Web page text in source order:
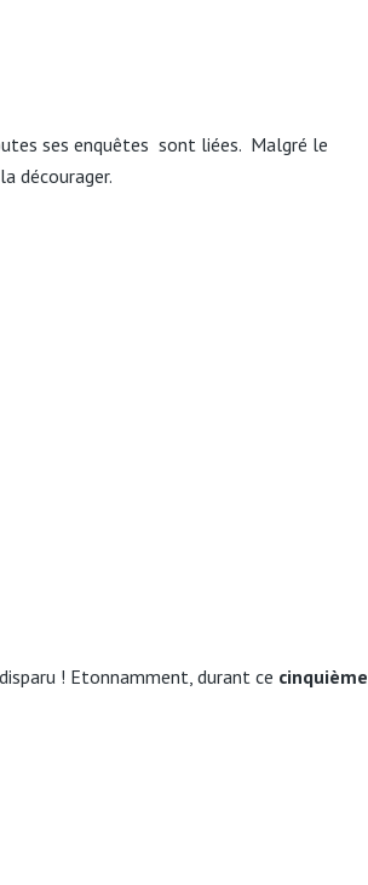
ses enquêtes sont liées. Malgré le
décourager.
! Etonnamment, durant ce cinquième